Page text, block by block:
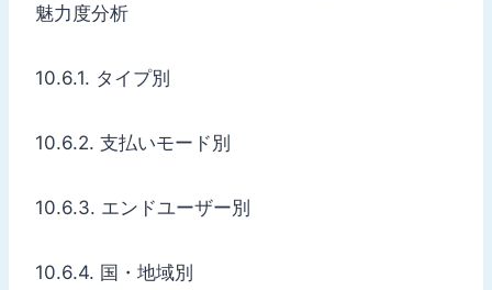
魅力度分析
10.6.1. タイプ別
10.6.2. 支払いモード別
10.6.3. エンドユーザー別
10.6.4. 国・地域別